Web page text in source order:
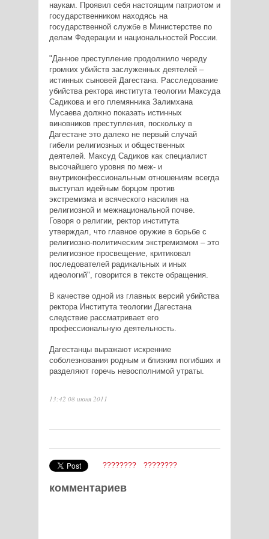
наукам. Проявил себя настоящим патриотом и
государственником находясь на
государственной службе в Министерстве по
делам Федерации и национальностей России.
"Данное преступление продолжило череду
громких убийств заслуженных деятелей –
истинных сыновей Дагестана. Расследование
убийства ректора института теологии Максуда
Садикова и его племянника Залимхана
Мусаева должно показать истинных
виновников преступления, поскольку в
Дагестане это далеко не первый случай
гибели религиозных и общественных
деятелей. Максуд Садиков как специалист
высочайшего уровня по меж- и
внутриконфессиональным отношениям всегда
выступал идейным борцом против
экстремизма и всяческого насилия на
религиозной и межнациональной почве.
Говоря о религии, ректор института
утверждал, что главное оружие в борьбе с
религиозно-политическим экстремизмом – это
религиозное просвещение, критиковал
последователей радикальных и иных
идеологий", говорится в тексте обращения.
В качестве одной из главных версий убийства
ректора Института теологии Дагестана
следствие рассматривает его
профессиональную деятельность.
Дагестанцы выражают искренние
соболезнования родным и близким погибших и
разделяют горечь невосполнимой утраты.
13:42 08 июня 2011
???????? ????????
комментариев